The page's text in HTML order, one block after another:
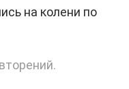
на колени по